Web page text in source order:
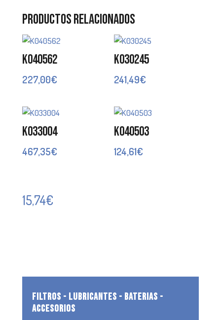
Productos relacionados
K040562
227,00€
K030245
241,49€
K033004
467,35€
K040503
124,61€
15,74€
FILTROS - LUBRICANTES - BATERIAS -
ACCESORIOS